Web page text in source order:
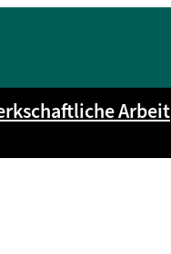
Arbeit